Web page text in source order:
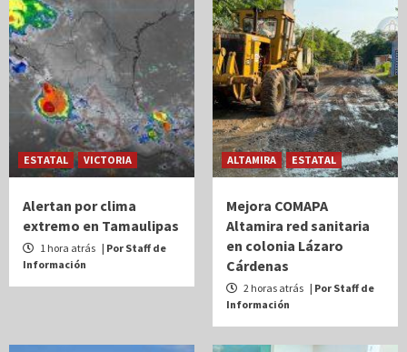
ESTATAL VICTORIA
Alertan por clima
extremo en Tamaulipas
1 hora atrás | Por Staff de
Información
ALTAMIRA ESTATAL
Mejora COMAPA
Altamira red sanitaria
en colonia Lázaro
Cárdenas
2 horas atrás | Por Staff de
Información